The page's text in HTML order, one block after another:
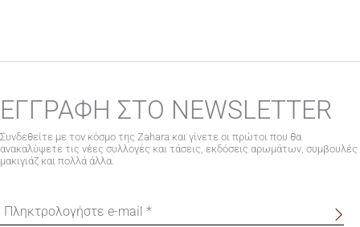
ΕΓΓΡΑΦΗ ΣΤΟ NEWSLETTER
Συνδεθείτε με τον κόσμο της Zahara και γίνετε οι πρώτοι που θα
ανακαλύψετε τις νέες συλλογές και τάσεις, εκδόσεις αρωμάτων, συμβουλές
μακιγιάζ και πολλά άλλα.